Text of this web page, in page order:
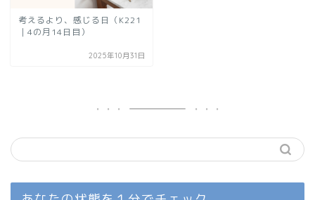
考えるより、感じる日（K221
｜4の月14日目）
2025年10月31日